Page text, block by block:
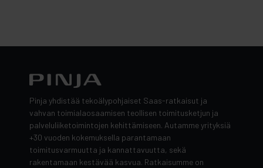
Pinja yhdistää tekoälypohjaiset Saas-ratkaisut ja
vahvan toimialaosaamisen teollisen toimitusketjun ja
palveluliiketoimintojen kehittämiseen. Autamme yrityksiä
+30 vuoden kokemuksella parantamaan
toimitusvarmuutta ja kannattavuutta, sekä
rakentamaan kestävää kasvua. Ratkaisumme on